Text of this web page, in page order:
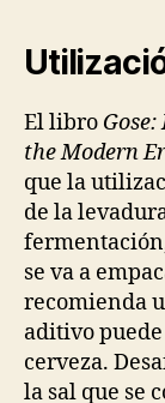
El libro
the Modern
que la
de la
se va a
recomienda
aditivo
cerveza.
la sal que se